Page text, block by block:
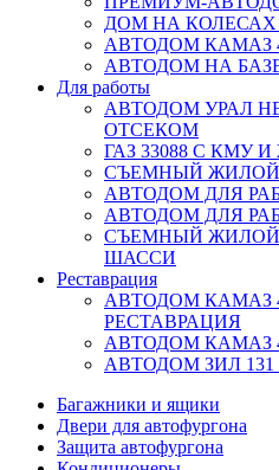
ДОМ НА КОЛЕСАХ
АВТОДОМ КАМАЗ
АВТОДОМ НА БАЗЕ
Для работы
АВТОДОМ УРАЛ
ОТСЕКОМ
ГАЗ 33088 С
СЪЕМНЫЙ ЖИЛОЙ
АВТОДОМ ДЛЯ
АВТОДОМ ДЛЯ
СЪЕМНЫЙ
ШАССИ
Реставрация
АВТОДОМ КАМАЗ
РЕСТАВРАЦИЯ
АВТОДОМ КАМАЗ
АВТОДОМ ЗИЛ
Багажники и ящики
Двери для автофургона
Защита автофургона